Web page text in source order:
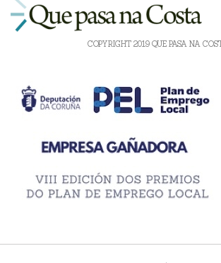
COPYRIGHT 2019 QUE PASA NA